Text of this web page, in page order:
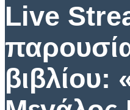
Live
βιβλίου: